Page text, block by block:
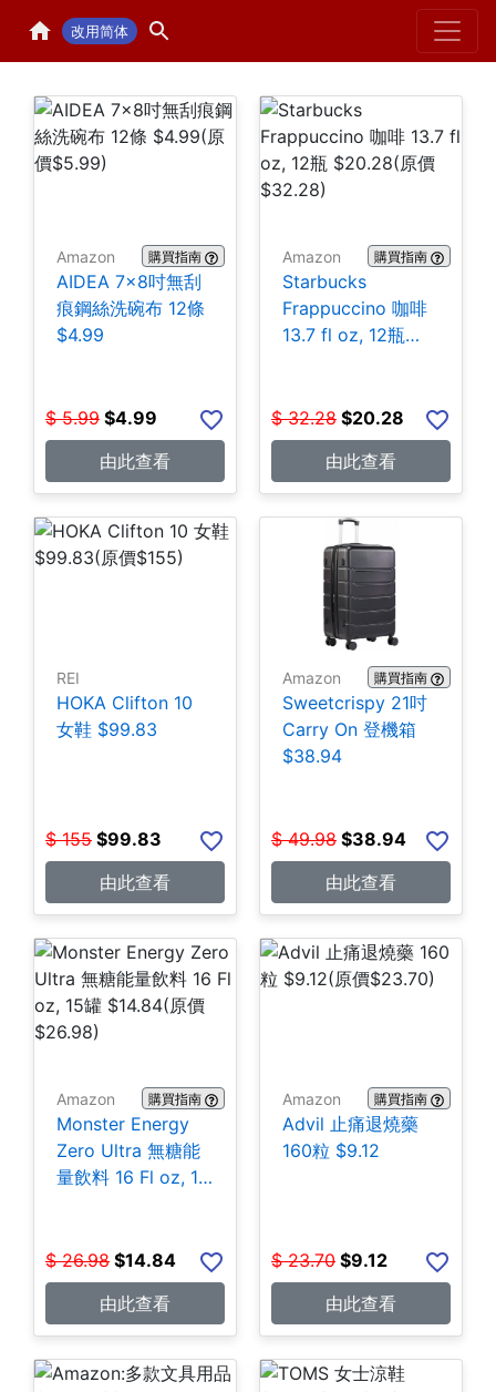
改用简体 Home
Amazon 購買指南
AIDEA 7×8吋無刮
痕鋼絲洗碗布 12條
$4.99
$ 5.99 $4.99
由此查看
Amazon 購買指南
Starbucks
Frappuccino 咖啡
13.7 fl oz, 12瓶
$ 32.28 $20.28
由此查看
REI
HOKA Clifton 10
女鞋 $99.83
$ 155 $99.83
由此查看
Amazon 購買指南
Sweetcrispy 21吋
Carry On 登機箱
$38.94
$ 49.98 $38.94
由此查看
Amazon 購買指南
Monster Energy
Zero Ultra 無糖能
量飲料 16 Fl oz, 15
$ 26.98 $14.84
由此查看
Amazon 購買指南
Advil 止痛退燒藥
160粒 $9.12
$ 23.70 $9.12
由此查看